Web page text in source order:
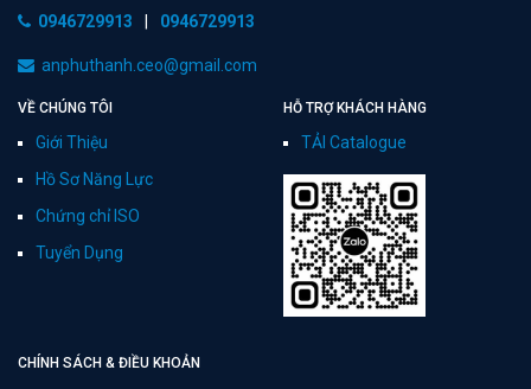
0946729913 | 0946729913
anphuthanh.ceo@gmail.com
VỀ CHÚNG TÔI
Giới Thiệu
Hồ Sơ Năng Lực
Chứng chỉ ISO
Tuyển Dụng
HỖ TRỢ KHÁCH HÀNG
TẢI Catalogue
CHÍNH SÁCH & ĐIỀU KHOẢN